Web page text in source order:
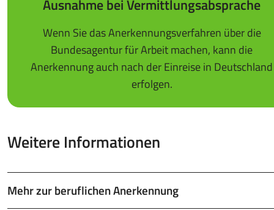
Ausnahme bei Vermittlungsabsprache
Wenn Sie das Anerkennungsverfahren über die
Bundesagentur für Arbeit machen, kann die
Anerkennung auch nach der Einreise in Deutschland
erfolgen.
Weitere Informationen
Mehr zur beruflichen Anerkennung